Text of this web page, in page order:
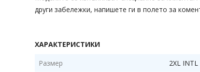
други забележки, напишете ги в полето за
ХАРАКТЕРИСТИКИ
Размер 2XL INTL